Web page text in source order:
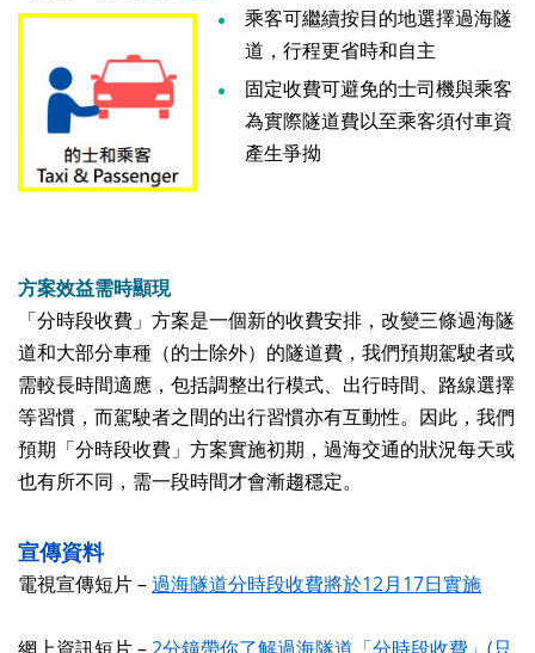
乘客可繼續按目的地選擇過海隧
道，行程更省時和自主
固定收費可避免的士司機與乘客
為實際隧道費以至乘客須付車資
產生爭拗
方案效益需時顯現
「分時段收費」方案是一個新的收費安排，改變三條過海隧
道和大部分車種（的士除外）的隧道費，我們預期駕駛者或
需較長時間適應，包括調整出行模式、出行時間、路線選擇
等習慣，而駕駛者之間的出行習慣亦有互動性。因此，我們
預期「分時段收費」方案實施初期，過海交通的狀況每天或
也有所不同，需一段時間才會漸趨穩定。
宣傳資料
電視宣傳短片–過海隧道分時段收費將於12月17日實施